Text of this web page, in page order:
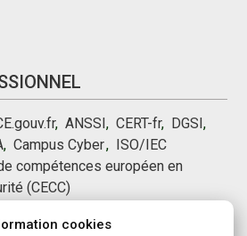
,ANSSI,CERT-fr, DGSI,
,Campus Cyber,, ISO/IEC
compétences européen en
(CECC)
cookies